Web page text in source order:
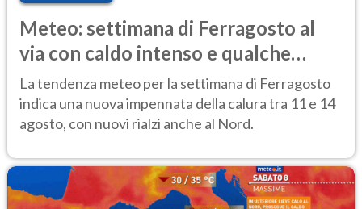
Meteo: settimana di Ferragosto al
via con caldo intenso e qualche
temporale
La tendenza meteo per la settimana di Ferragosto
indica una nuova impennata della calura tra 11 e 14
agosto, con nuovi rialzi anche al Nord.